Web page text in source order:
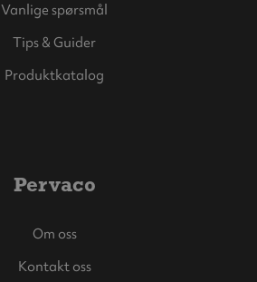
Vanlige spørsmål
Tips & Guider
Produktkatalog
Pervaco
Om oss
Kontakt oss